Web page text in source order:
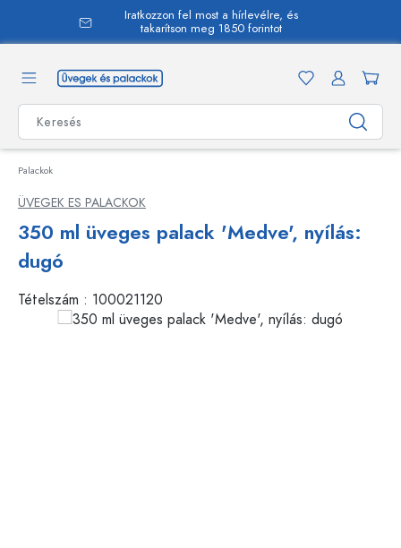
Iratkozzon fel most a hírlevélre, és
takarítson meg 1850 forintot
Palackok
ÜVEGEK ES PALACKOK
350 ml üveges palack 'Medve', nyílás:
dugó
Tételszám : 100021120